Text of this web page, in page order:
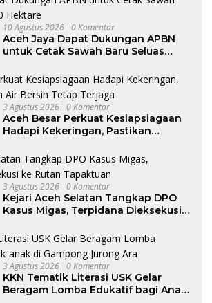
10 Agustus 2026 0 Komentar
Aceh Jaya Dapat Dukungan APBN
untuk Cetak Sawah Baru Seluas
3 Agustus 2026 0 Komentar
Aceh Besar Perkuat Kesiapsiagaan
Hadapi Kekeringan, Pastikan
3 Agustus 2026 0 Komentar
Kejari Aceh Selatan Tangkap DPO
Kasus Migas, Terpidana Dieksekusi
3 Agustus 2026 0 Komentar
KKN Tematik Literasi USK Gelar
Beragam Lomba Edukatif bagi Anak-